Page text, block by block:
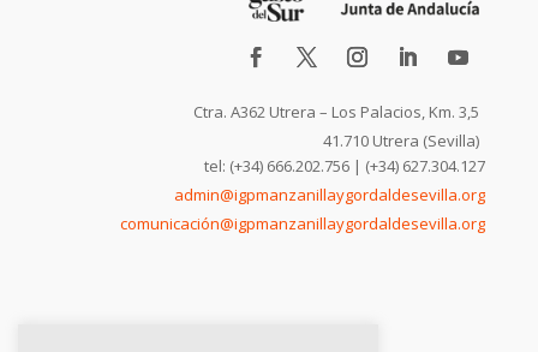
Ctra. A362 Utrera – Los Palacios, Km. 3,5
41.710 Utrera (Sevilla)
tel: (+34) 666.202.756 | (+34) 627.304.127
admin@igpmanzanillaygordaldesevilla.org
comunicación@igpmanzanillaygordaldesevilla.org